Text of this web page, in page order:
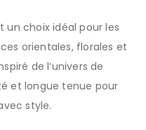
un choix idéal pour les
orientales, florales et
de l’univers de
et longue tenue pour
style.